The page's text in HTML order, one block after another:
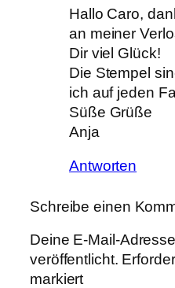
Hallo Caro,
an meiner
Dir viel Glück!
Die Stempel
ich auf jeden
Süße Grüße
Anja
Antworten
Schreibe einen
Deine E-Mail-
veröffentlicht.
markiert